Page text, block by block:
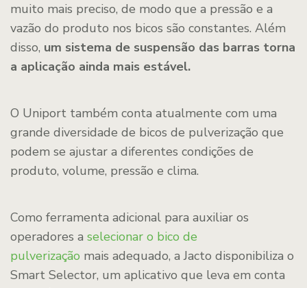
muito mais preciso, de modo que a pressão e a
vazão do produto nos bicos são constantes. Além
disso, um sistema de suspensão das barras torna
a aplicação ainda mais estável.
O Uniport também conta atualmente com uma
grande diversidade de bicos de pulverização que
podem se ajustar a diferentes condições de
produto, volume, pressão e clima.
Como ferramenta adicional para auxiliar os
operadores a selecionar o bico de
pulverização mais adequado, a Jacto disponibiliza o
Smart Selector, um aplicativo que leva em conta